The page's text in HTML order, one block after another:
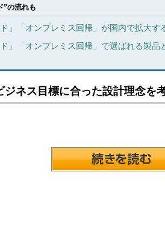
”の流れも
ド」「オンプレミス回帰」が国内で拡大す
ド」「オンプレミス回帰」で選ばれる製品
ジネス目標に合った設計理念を